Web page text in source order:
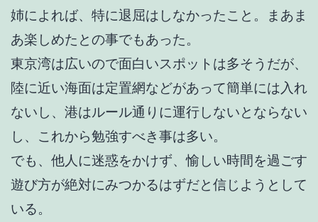
姉によれば、特に退屈はしなかったこと。まあま
あ楽しめたとの事でもあった。
東京湾は広いので面白いスポットは多そうだが、
陸に近い海面は定置網などがあって簡単には入れ
ないし、港はルール通りに運行しないとならない
し、これから勉強すべき事は多い。
でも、他人に迷惑をかけず、愉しい時間を過ごす
遊び方が絶対にみつかるはずだと信じようとして
いる。